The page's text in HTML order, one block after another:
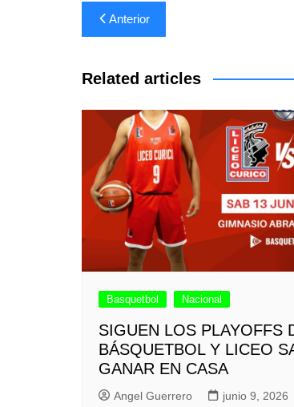
Navegación
de
entradas
Anterior
Related articles
Basquetbol Nacional
SIGUEN LOS PLAYOFFS
BÁSQUETBOL Y LICEO
GANAR EN CASA
Angel Guerrero junio 9, 2026